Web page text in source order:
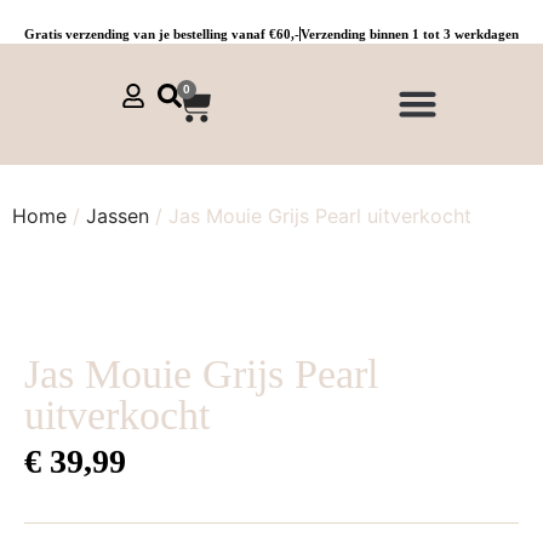
Gratis verzending van je bestelling vanaf €60,-Verzending binnen 1 tot 3 werkdagen
0
Home / Jassen / Jas Mouie Grijs Pearl uitverkocht
Jas Mouie Grijs Pearl
uitverkocht
€ 39,99